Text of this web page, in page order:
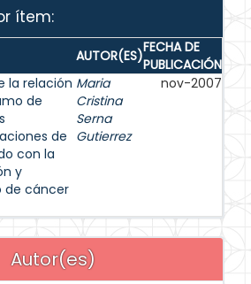
ítem:
AUTOR(ES)FECHA DE
PUBLICACIÓN
la relación
de
de
con la
y
de cáncer
Maria
Cristina
Serna
Gutierrez
nov-2007
Autor(es)